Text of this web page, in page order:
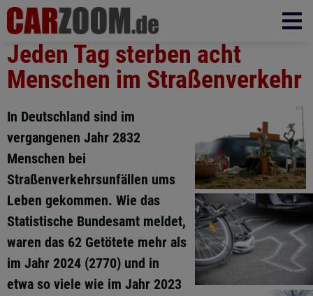
Jeden Tag sterben acht
Menschen im Straßenverkehr
In Deutschland sind im
vergangenen Jahr 2832
Menschen bei
Straßenverkehrsunfällen ums
Leben gekommen. Wie das
Statistische Bundesamt meldet,
waren das 62 Getötete mehr als
im Jahr 2024 (2770) und in
etwa so viele wie im Jahr 2023